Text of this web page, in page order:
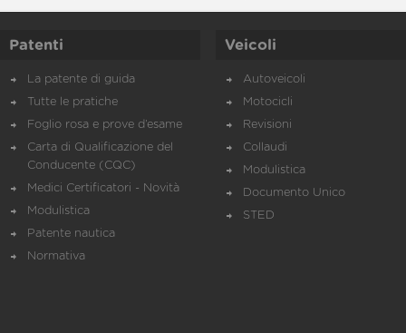
Patenti
La patente di guida
Tutte le pratiche
Foglio rosa e prove d’esame
Carta di Qualificazione del
Conducente (CQC)
Medici Certificatori - Novità
Modulistica
Patente nautica
Normativa
Veicoli
Autoveicoli
Motocicli
Revisioni
Collaudi
Modulistica
Documento Unico
STED